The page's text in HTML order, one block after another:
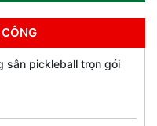
sân pickleball trọn gói